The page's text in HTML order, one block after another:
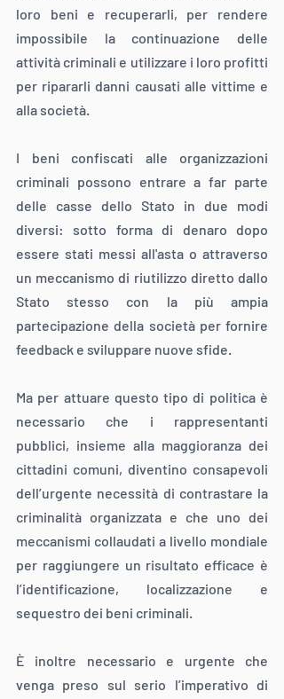
loro beni e recuperarli, per rendere
impossibile la continuazione delle
attività criminali e utilizzare i loro profitti
per ripararli danni causati alle vittime e
alla società.
I beni confiscati alle organizzazioni
criminali possono entrare a far parte
delle casse dello Stato in due modi
diversi: sotto forma di denaro dopo
essere stati messi all'asta o attraverso
un meccanismo di riutilizzo diretto dallo
Stato stesso con la più ampia
partecipazione della società per fornire
feedback e sviluppare nuove sfide.
Ma per attuare questo tipo di politica è
necessario che i rappresentanti
pubblici, insieme alla maggioranza dei
cittadini comuni, diventino consapevoli
dell’urgente necessità di contrastare la
criminalità organizzata e che uno dei
meccanismi collaudati a livello mondiale
per raggiungere un risultato efficace è
l’identificazione, localizzazione e
sequestro dei beni criminali.
È inoltre necessario e urgente che
venga preso sul serio l’imperativo di